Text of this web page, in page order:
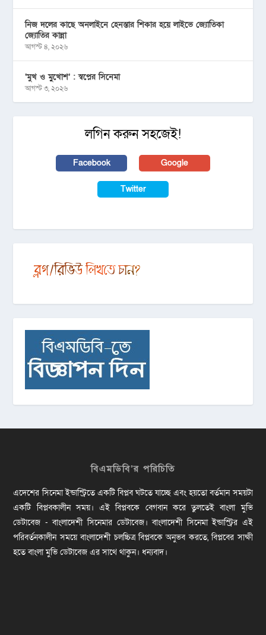
নিজ দলের কাছে অনলাইনে হেনস্তার শিকার হয়ে লাইভে জ্যোতিকা
জ্যোতির কান্না
আগস্ট ৪, ২০২৬
‘মুখ ও মু্খোশ’ : স্বপ্নের সিনেমা
আগস্ট ৩, ২০২৬
লগিন করুন সহজেই!
Facebook Google
Twitter
বিএমডিবি’র পরিচিতি
এদেশের সিনেমা ইন্ডাস্ট্রিতে একটি বিপ্লব ঘটতে যাচ্ছে এবং হয়তো বর্তমান সময়টা
একটি বিপ্লবকালীন সময়। এই বিপ্লবকে বেগবান করে তুলতেই বাংলা মুভি
ডেটাবেজ - বাংলাদেশী সিনেমার ডেটাবেজ। বাংলাদেশী সিনেমা ইন্ডাস্ট্রির এই
পরিবর্তনকালীন সময়ে বাংলাদেশী চলচ্চিত্র বিপ্লবকে অনুভব করতে, বিপ্লবের সাক্ষী
হতে বাংলা মুভি ডেটাবেজ এর সাথে থাকুন। ধন্যবাদ।